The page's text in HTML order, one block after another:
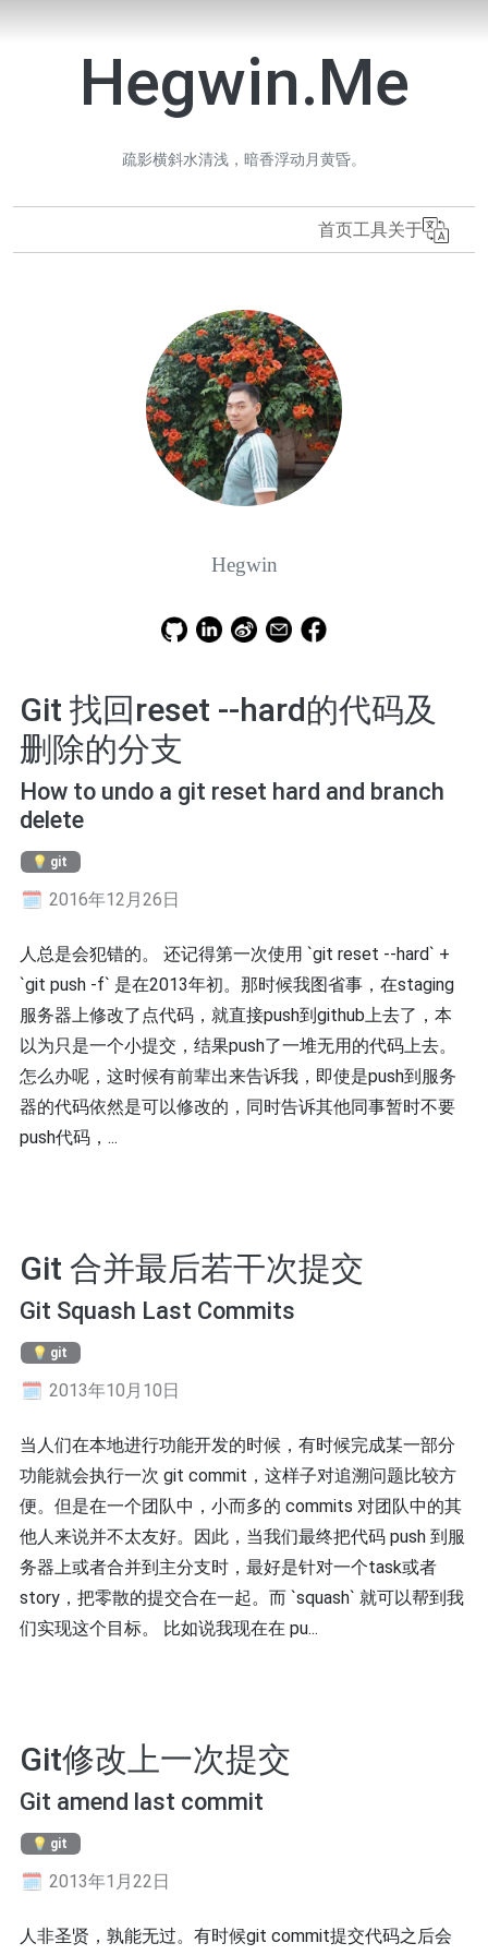
Hegwin.Me
疏影横斜水清浅，暗香浮动月黄昏。
首页工具关于
Git 找回reset --hard的代码及
删除的分支
How to undo a git reset hard and branch
delete
git
2016年12月26日
人总是会犯错的。 还记得第一次使用 `git reset --hard` +
`git push -f` 是在2013年初。那时候我图省事，在staging
服务器上修改了点代码，就直接push到github上去了，本
以为只是一个小提交，结果push了一堆无用的代码上去。
怎么办呢，这时候有前辈出来告诉我，即使是push到服务
器的代码依然是可以修改的，同时告诉其他同事暂时不要
push代码，...
Git 合并最后若干次提交
Git Squash Last Commits
git
2013年10月10日
当人们在本地进行功能开发的时候，有时候完成某一部分
功能就会执行一次 git commit，这样子对追溯问题比较方
便。但是在一个团队中，小而多的 commits 对团队中的其
他人来说并不太友好。因此，当我们最终把代码 push 到服
务器上或者合并到主分支时，最好是针对一个task或者
story，把零散的提交合在一起。而 `squash` 就可以帮到我
们实现这个目标。 比如说我现在在 pu...
Git修改上一次提交
Git amend last commit
git
2013年1月22日
人非圣贤，孰能无过。有时候git commit提交代码之后会
Hegwin